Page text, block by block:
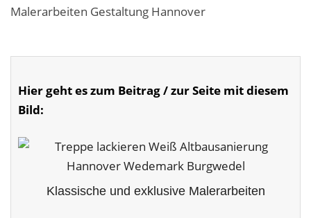
Über uns
Storytelling
Stellenangebote: Maler-Facharbeiter gesucht
Stellenangebot: Backoffice Manager/in
Malerarbeiten Gestaltung Hannover
Hier geht es zum Beitrag / zur Seite mit diesem
Bild:
Klassische und exklusive Malerarbeiten